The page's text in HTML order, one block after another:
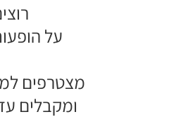
על
מצטרפים
ומקבלים